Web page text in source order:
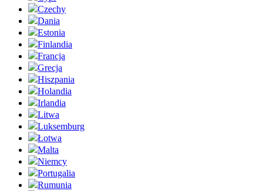
Czechy
Dania
Estonia
Finlandia
Francja
Grecja
Hiszpania
Holandia
Irlandia
Litwa
Luksemburg
Łotwa
Malta
Niemcy
Portugalia
Rumunia